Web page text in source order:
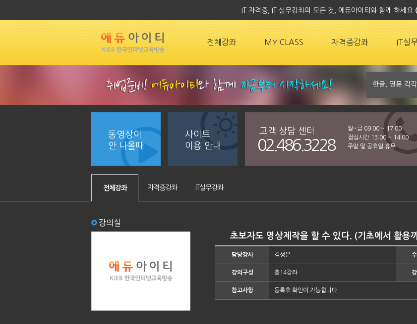
IT 자격증, IT 실무강좌의 모든 것, 에듀아이티와 함께 하세요
전체강좌 MY CLASS 자격증강좌 IT실
동영상이
안 나올때
사이트
이용 안내
고객 상담 센터
02.486.3228
월~금 09:00 ~ 17:00
점심시간 13:00 ~ 14:00
주말 및 공휴일 휴무
전체강좌 자격증강좌 IT실무강좌
강의실
초보자도 영상제작을 할 수 있다. (기초에서 활용
담당강사 김성은
강의구성 총14강좌
참고사항 등록후 확인이 가능합니다.